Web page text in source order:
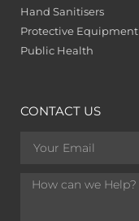
Hand Sanitisers
Protective Equipment
Public Health
CONTACT US